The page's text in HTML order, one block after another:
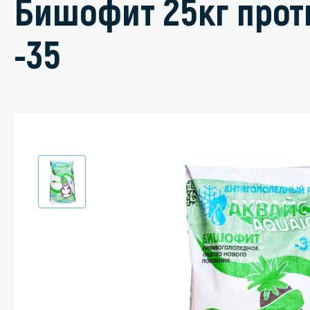
Средства
Средства
Средства
Средства
Средства
Бишофит 25кг
-35